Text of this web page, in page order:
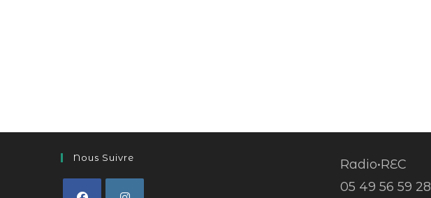
Nous Suivre
Radio•REC
05 49 56 59 28